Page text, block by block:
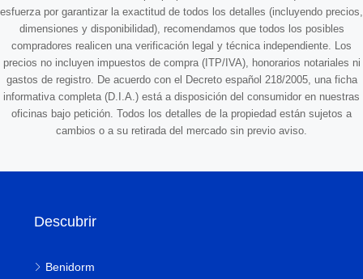
esfuerza por garantizar la exactitud de todos los detalles (incluyendo precios,
dimensiones y disponibilidad), recomendamos que todos los posibles
compradores realicen una verificación legal y técnica independiente. Los
precios no incluyen impuestos de compra (ITP/IVA), honorarios notariales ni
gastos de registro. De acuerdo con el Decreto español 218/2005, una ficha
informativa completa (D.I.A.) está a disposición del consumidor en nuestras
oficinas bajo petición. Todos los detalles de la propiedad están sujetos a
cambios o a su retirada del mercado sin previo aviso.
Descubrir
Benidorm